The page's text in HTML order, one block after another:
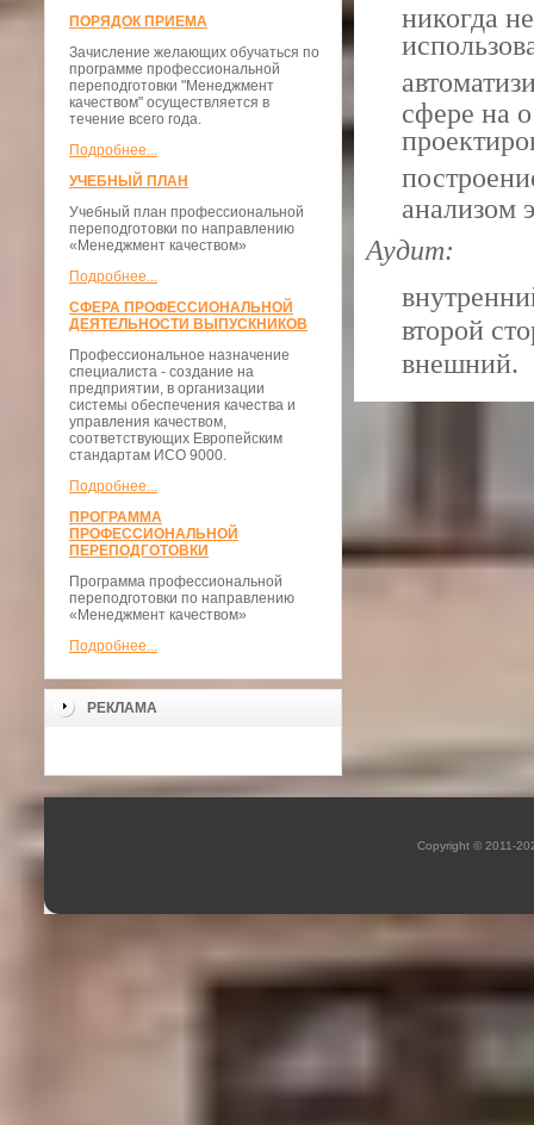
ПОРЯДОК ПРИЕМА
Зачисление желающих обучаться по
программе профессиональной
переподготовки "Менеджмент
качеством" осуществляется в
течение всего года.
Подробнее...
УЧЕБНЫЙ ПЛАН
Учебный план профессиональной
переподготовки по направлению
«Менеджмент качеством»
Подробнее...
СФЕРА ПРОФЕССИОНАЛЬНОЙ
ДЕЯТЕЛЬНОСТИ ВЫПУСКНИКОВ
Профессиональное назначение
специалиста - создание на
предприятии, в организации
системы обеспечения качества и
управления качеством,
соответствующих Европейским
стандартам ИСО 9000.
Подробнее...
ПРОГРАММА
ПРОФЕССИОНАЛЬНОЙ
ПЕРЕПОДГОТОВКИ
Программа профессиональной
переподготовки по направлению
«Менеджмент качеством»
Подробнее...
РЕКЛАМА
никогда
сфере на
анализом
Аудит:
второй
внешний.
Copyright © 2011-